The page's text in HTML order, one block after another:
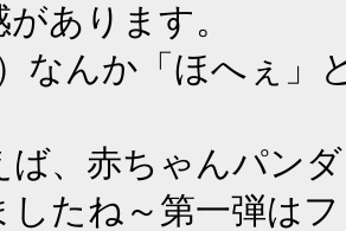
あります。
なんか「ほへぇ」
ば、赤ちゃんパン
したね～第一弾は